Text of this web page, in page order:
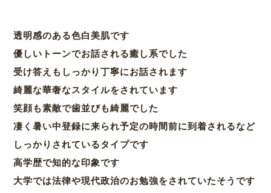
透明感のある色白美肌です
優しいトーンでお話される癒し系でした
受け答えもしっかり丁寧にお話されます
綺麗な華奢なスタイルをされています
笑顔も素敵で歯並びも綺麗でした
凄く暑い中登録に来られ予定の時間前に到着されるなど
しっかりされているタイプです
高学歴で知的な印象です
大学では法律や現代政治のお勉強をされていたそうです